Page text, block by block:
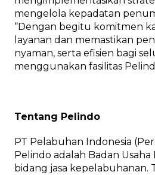
mengelola kepadatan
“Dengan begitu komitmen
layanan dan memastikan
nyaman, serta efisien bagi
menggunakan fasilitas
Tentang Pelindo
PT Pelabuhan Indonesia
Pelindo adalah Badan
bidang jasa kepelabuhanan.